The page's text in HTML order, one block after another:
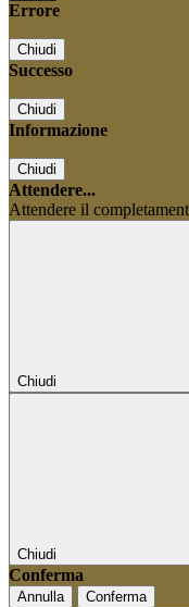
Errore
Chiudi
Successo
Chiudi
Informazione
Chiudi
Attendere...
Attendere il
Chiudi
Chiudi
Conferma
Annulla Conferma